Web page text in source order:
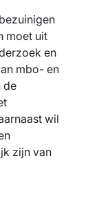
moet uit
en
mbo- en
de
wil
zijn van